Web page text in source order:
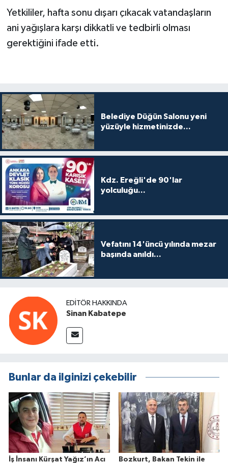
Yetkililer, hafta sonu dışarı çıkacak vatandaşların
ani yağışlara karşı dikkatli ve tedbirli olması
gerektiğini ifade etti.
Belediye Düğün Salonu yeni
yüzüyle hizmetinizde...
Kdz. Ereğli'de 90'lar
yolculuğu...
Vefatını 14'üncü yılında mezar
başında anıldı...
EDITÖR HAKKINDA
Sinan Kabatepe
Bunlar da ilginizi çekebilir
İş İnsanı Kürşat Yağız’ın Acı Bozkurt, Bakan Tekin ile